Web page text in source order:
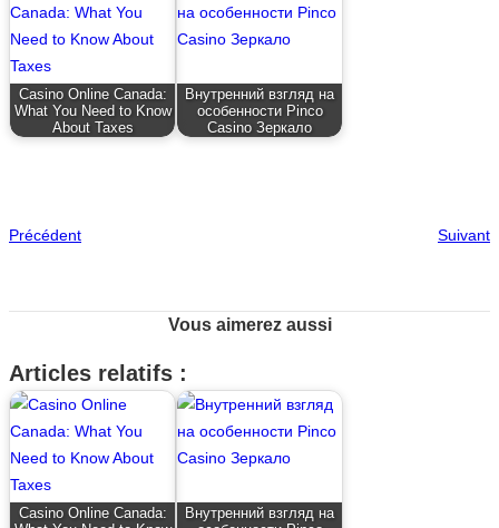
Casino Online Canada:
What You Need to Know
About Taxes
Внутренний взгляд на
особенности Pinco
Casino Зеркало
Précédent Suivant
Vous aimerez aussi
Articles relatifs :
Casino Online Canada:
Внутренний взгляд на